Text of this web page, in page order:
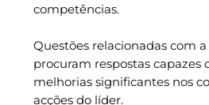
competências.
Questões relacionadas com
procuram respostas capazes
melhorias significantes nos
acções do líder.